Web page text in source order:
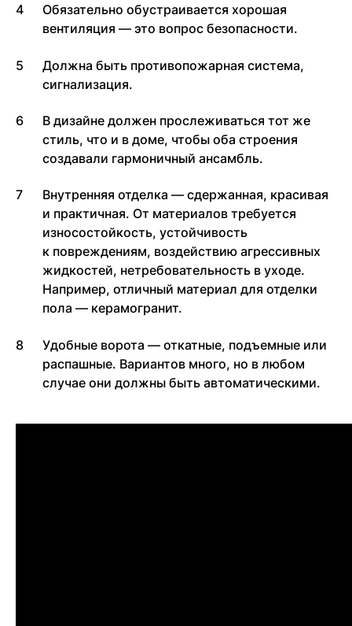
Обязательно обустраивается хорошая
вентиляция — это вопрос безопасности.
Должна быть противопожарная система,
сигнализация.
В дизайне должен прослеживаться тот же
стиль, что и в доме, чтобы оба строения
создавали гармоничный ансамбль.
Внутренняя отделка — сдержанная, красивая
и практичная. От материалов требуется
износостойкость, устойчивость
к повреждениям, воздействию агрессивных
жидкостей, нетребовательность в уходе.
Например, отличный материал для отделки
пола — керамогранит.
Удобные ворота — откатные, подъемные или
распашные. Вариантов много, но в любом
случае они должны быть автоматическими.